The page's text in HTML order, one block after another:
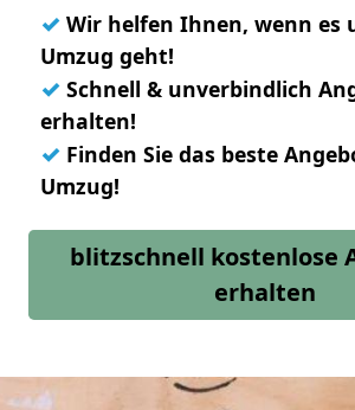
✓ Wir helfen Ihnen, wenn es
Umzug geht!
✓ Schnell & unverbindlich
erhalten!
✓ Finden Sie das beste
Umzug!
blitzschnell kostenlose
erhalten